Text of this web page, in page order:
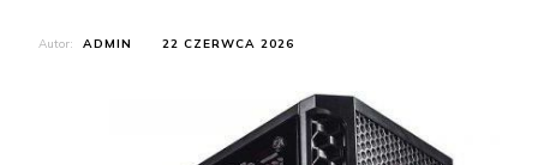
Autor: ADMIN 22 CZERWCA 2026